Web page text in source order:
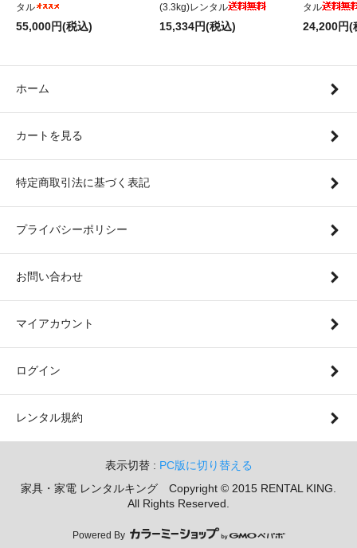
タル
55,000円(税込)
(3.3kg)レンタル
15,334円(税込)
タル
24,200円(
ホーム
カートを見る
特定商取引法に基づく表記
プライバシーポリシー
お問い合わせ
マイアカウント
ログイン
レンタル規約
表示切替 : PC版に切り替える
家具・家電 レンタルキング Copyright © 2015 RENTAL KING.
All Rights Reserved.
Powered By